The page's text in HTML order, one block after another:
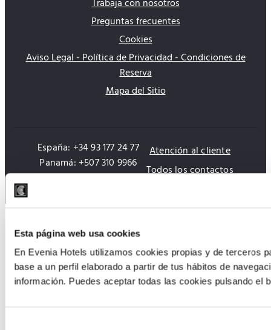
Esta página web usa cookies
En Evenia Hotels utilizamos cookies propias y de terceros
base a un perfil elaborado a partir de tus hábitos de
información. Puedes aceptar todas las cookies pulsando el
Trabaja con nosotros
Preguntas frecuentes
Cookies
Aviso Legal - Política de Privacidad - Condiciones de
Reserva
Mapa del Sitio
España: +34 93 177 24 77
Panamá: +507 310 9966
Atención al cliente
Todos los contactos